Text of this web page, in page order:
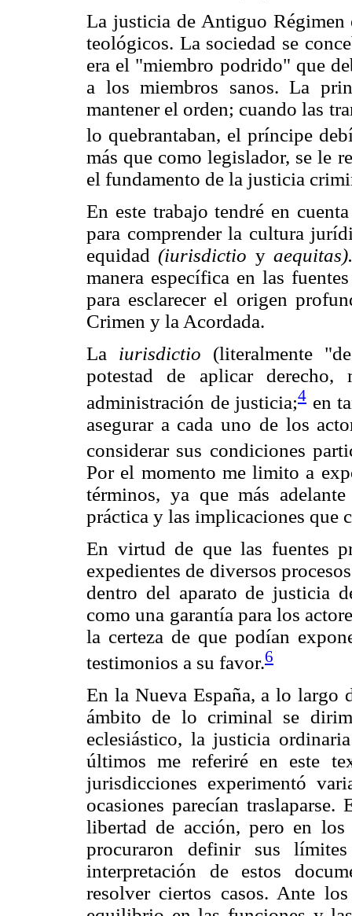
La justicia de Antiguo Régimen
teológicos. La sociedad se
era el "miembro podrido" que
a los miembros sanos. La
mantener el orden; cuando las
lo quebrantaban, el príncipe
más que como legislador, se le
el fundamento de la justicia
En este trabajo tendré en
para comprender la cultura
equidad(iurisdictio y
manera específica en las
para esclarecer el origen
Crimen y la Acordada.
La iurisdictio (literalmente
potestad de aplicar
administración de justicia;4 en
asegurar a cada uno de los
considerar sus condiciones
Por el momento me limito a
términos, ya que más
práctica y las implicaciones que
En virtud de que las fuentes
expedientes de diversos
dentro del aparato de justicia
como una garantía para los
la certeza de que podían
testimonios a su favor.6
En la Nueva España, a lo
ámbito de lo criminal se
eclesiástico, la justicia
últimos me referiré en este
jurisdicciones experimentó
ocasiones parecían
libertad de acción, pero en los
procuraron definir sus
interpretación de estos
resolver ciertos casos. Ante